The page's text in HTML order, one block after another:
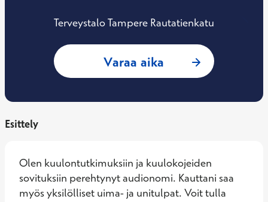
Terveystalo Tampere Rautatienkatu
Varaa aika : Tiina Aro,
Esittely
Olen kuulontutkimuksiin ja kuulokojeiden
sovituksiin perehtynyt audionomi. Kauttani saa
myös yksilölliset uima- ja unitulpat. Voit tulla